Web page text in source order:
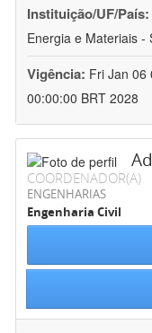
Instituição/UF/País:
Energia e Materiais -
Vigência: Fri Jan 06
00:00:00 BRT 2028
COORDENADOR(A)
ENGENHARIAS
Engenharia Civil